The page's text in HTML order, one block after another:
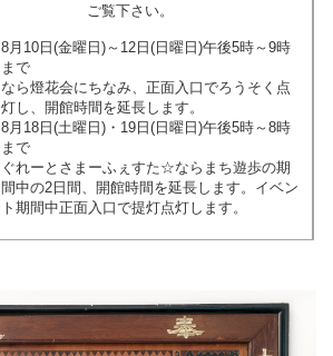
ご覧下さい。
8月10日(金曜日)～12日(日曜日)午後5時～9時
まで
なら燈花会にちなみ、正面入口でろうそく点
灯し、開館時間を延長します。
8月18日(土曜日)・19日(日曜日)午後5時～8時
まで
ぐれーとさまーふぇすた☆ならまち遊歩の期
間中の2日間、開館時間を延長します。イベン
ト期間中正面入口で提灯点灯します。